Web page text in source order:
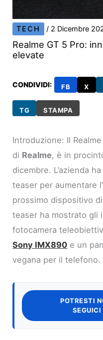
TECH / 2 Dicembre
Realme GT 5 Pro:
elevate
CONDIVIDI: FB X
TG STAMPA
Introduzione: Il
di Realme, è in
dicembre. L’azienda
teaser per aumentare
prossimo dispositivo
teaser ha mostrato gli
fotocamera
Sony IMX890 e un
vegana per il telefono.
POTRESTI